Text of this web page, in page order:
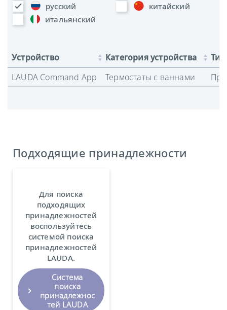
русский
китайский
итальянский
Устройство Категория устройства
LAUDA Command App
Термостаты с ваннами
Подходящие принадлежности
Для поиска
подходящих
принадлежностей
воспользуйтесь
системой поиска
принадлежностей
LAUDA.
Система
поиска
принадлежнос
тей LAUDA